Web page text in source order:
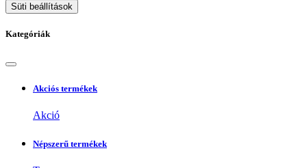
Süti beállítások
Kategóriák
Akciós termékek
Akció
Népszerű termékek